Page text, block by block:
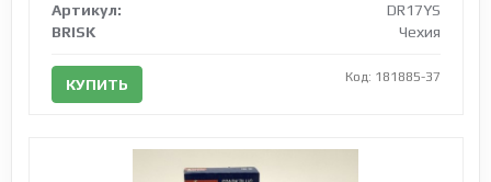
Артикул:
DR17YS
BRISK
Чехия
КУПИТЬ Код: 181885-37